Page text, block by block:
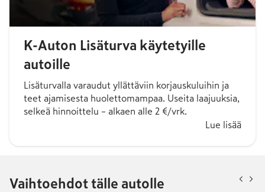
K-Auton Lisäturva käytetyille
autoille
Lisäturvalla varaudut yllättäviin korjauskuluihin ja
teet ajamisesta huolettomampaa. Useita laajuuksia,
selkeä hinnoittelu – alkaen alle 2 €/vrk.
Lue lisää
Vaihtoehdot tälle autolle